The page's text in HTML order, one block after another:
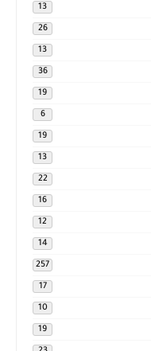
13
26
13
36
19
6
19
13
22
16
12
14
257
17
10
19